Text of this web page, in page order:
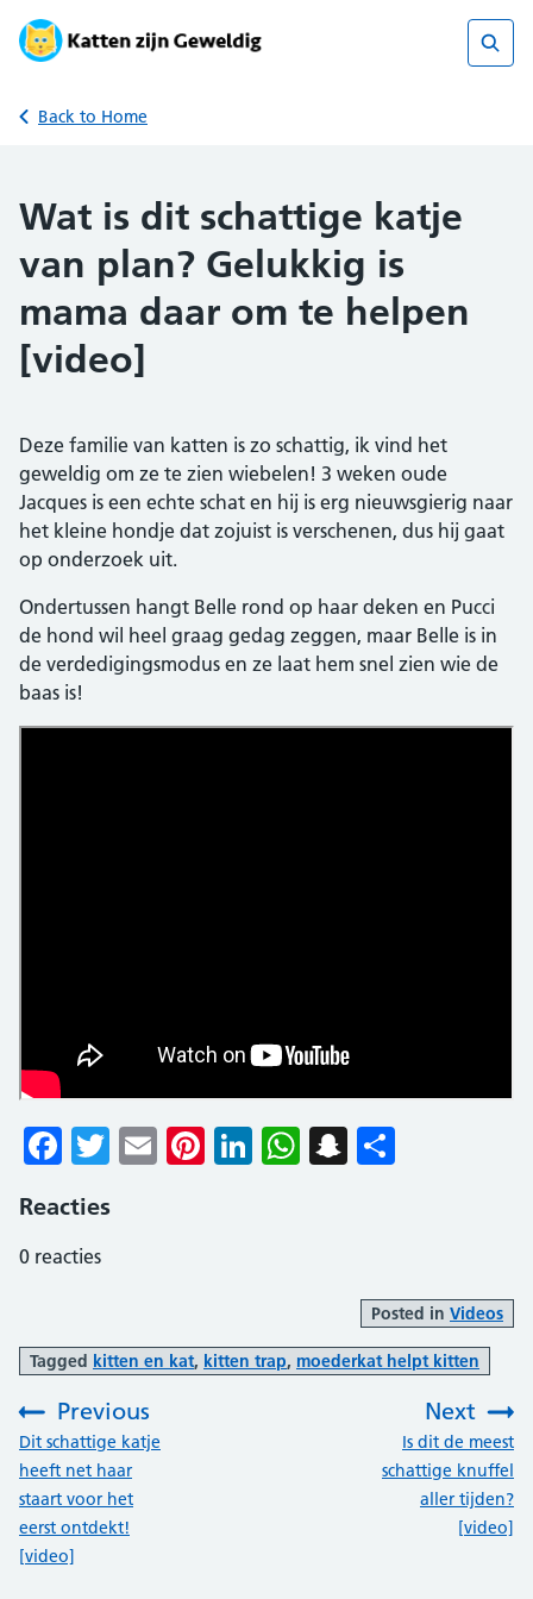
Skip
Back to Home
Wat is dit schattige katje
van plan? Gelukkig is
mama daar om te helpen
[video]
Deze familie van katten is zo schattig, ik vind het
geweldig om ze te zien wiebelen! 3 weken oude
Jacques is een echte schat en hij is erg nieuwsgierig naar
het kleine hondje dat zojuist is verschenen, dus hij gaat
op onderzoek uit.
Ondertussen hangt Belle rond op haar deken en Pucci
de hond wil heel graag gedag zeggen, maar Belle is in
de verdedigingsmodus en ze laat hem snel zien wie de
baas is!
Facebook
Twitter
EmailPinterest
LinkedIn
WhatsApp
Snapchat
Reacties
0 reacties
Posted in Videos
Tagged kitten en kat, kitten trap, moederkat helpt kitten
Previous
:Dit schattige katje
heeft net haar
staart voor het
eerst ontdekt!
[video]
Next
Is dit de meest
schattige knuffel
aller tijden?
[video]